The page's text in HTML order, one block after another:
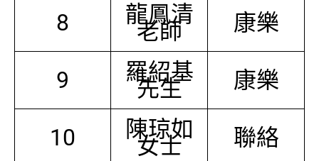
8 龍鳳清
老師 康樂
9 羅紹基
先生 康樂
10 陳琼如
女士 聯絡